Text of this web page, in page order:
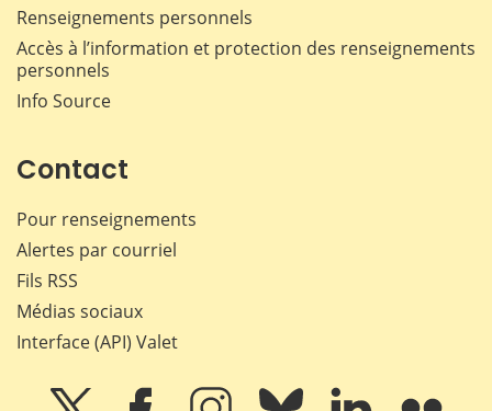
Renseignements personnels
Accès à l’information et protection des renseignements
personnels
Info Source
Contact
Pour renseignements
Alertes par courriel
Fils RSS
Médias sociaux
Interface (API) Valet